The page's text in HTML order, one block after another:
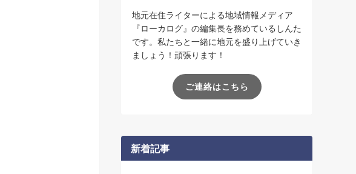
地元在住ライターによる地域情報メディア
『ローカログ』の編集長を務めているしんた
です。私たちと一緒に地元を盛り上げていき
ましょう！頑張ります！
ご連絡はこちら
新着記事